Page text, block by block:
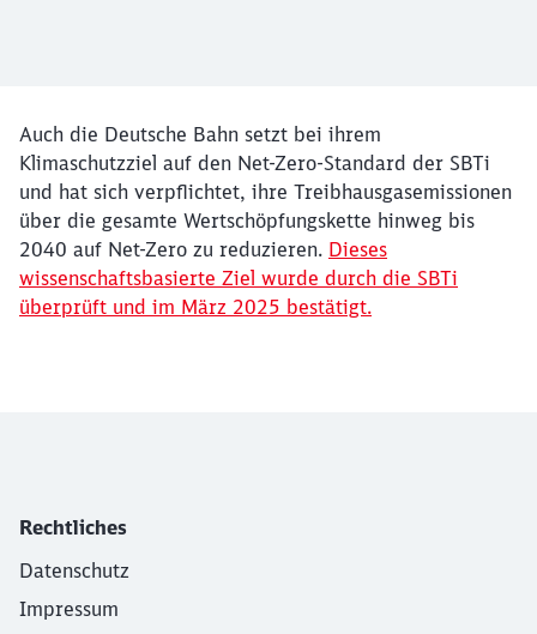
Auch die Deutsche Bahn setzt bei ihrem
Klimaschutzziel auf den Net-Zero-Standard der SBTi
und hat sich verpflichtet, ihre Treibhausgasemissionen
über die gesamte Wertschöpfungskette hinweg bis
2040 auf Net-Zero zu reduzieren. Dieses
wissenschaftsbasierte Ziel wurde durch die SBTi
überprüft und im März 2025 bestätigt.
Rechtliches
Datenschutz
Impressum